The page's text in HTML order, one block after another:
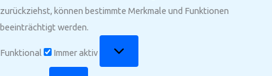
zurückziehst, können bestimmte Merkmale und Funktionen
beeinträchtigt werden.
Funktional
Immer aktiv